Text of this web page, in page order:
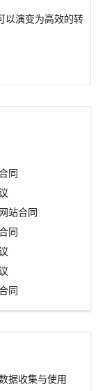
以演变为高效的转
同
站合同
同
同
据收集与使用